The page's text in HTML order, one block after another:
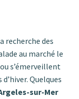
recherche des
au marché le
s’émerveillent
Quelques
sur-Mer